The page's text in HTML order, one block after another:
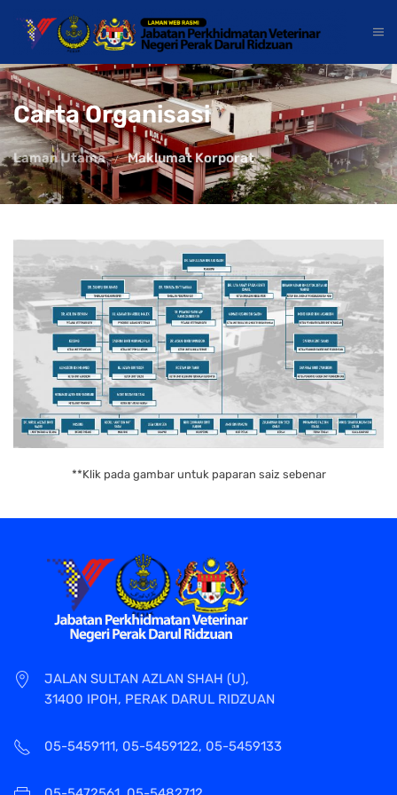
Carta Organisasi
Laman Utama Maklumat Korporat
**Klik pada gambar untuk paparan saiz sebenar
JALAN SULTAN AZLAN SHAH (U),
31400 IPOH, PERAK DARUL RIDZUAN
05-5459111, 05-5459122, 05-5459133